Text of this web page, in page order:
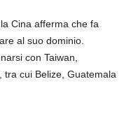
Cina afferma che fa
al suo dominio.
con Taiwan,
tra cui Belize, Guatemala